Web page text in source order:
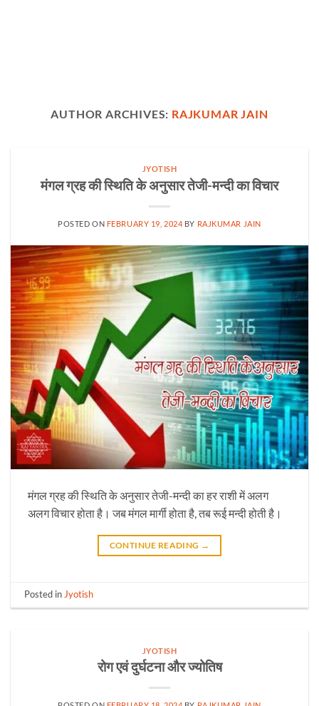
AUTHOR ARCHIVES: RAJKUMAR JAIN
JYOTISH
मंगल ग्रह की स्थिति के अनुसार तेजी-मन्दी का विचार
POSTED ON FEBRUARY 19, 2024 BY RAJKUMAR JAIN
मंगल ग्रह की स्थिति के अनुसार तेजी-मन्दी का हर राशी में अलग
अलग विचार होता है। जब मंगल मार्गी होता है, तब रूई मन्दी होती है।
CONTINUE READING →
Posted in Jyotish
JYOTISH
रोग एवं दुर्घटना और ज्योतिष